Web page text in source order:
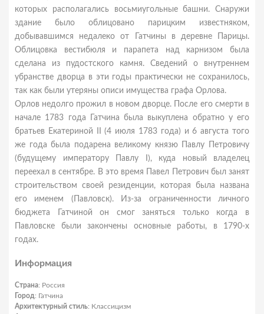
которых располагались восьмиугольные башни. Снаружи
здание было облицовано парицким известняком,
добывавшимся недалеко от Гатчины в деревне Парицы.
Облицовка вестибюля и парапета над карнизом была
сделана из пудостского камня. Сведений о внутреннем
убранстве дворца в эти годы практически не сохранилось,
так как были утеряны описи имущества графа Орлова.
Орлов недолго прожил в новом дворце. После его смерти в
начале 1783 года Гатчина была выкуплена обратно у его
братьев Екатериной II (4 июля 1783 года) и 6 августа того
же года была подарена великому князю Павлу Петровичу
(будущему императору Павлу I), куда новый владелец
переехал в сентябре. В это время Павел Петрович был занят
строительством своей резиденции, которая была названа
его именем (Павловск). Из-за ограниченности личного
бюджета Гатчиной он смог заняться только когда в
Павловске были закончены основные работы, в 1790-х
годах.
Информация
Страна: Россия
Город: Гатчина
Архитектурный стиль: Классицизм